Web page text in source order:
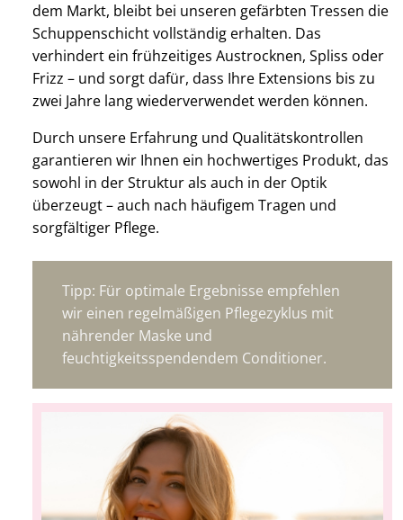
dem Markt, bleibt bei unseren gefärbten Tressen die
Schuppenschicht vollständig erhalten. Das
verhindert ein frühzeitiges Austrocknen, Spliss oder
Frizz – und sorgt dafür, dass Ihre Extensions bis zu
zwei Jahre lang wiederverwendet werden können.
Durch unsere Erfahrung und Qualitätskontrollen
garantieren wir Ihnen ein hochwertiges Produkt, das
sowohl in der Struktur als auch in der Optik
überzeugt – auch nach häufigem Tragen und
sorgfältiger Pflege.
Tipp: Für optimale Ergebnisse empfehlen
wir einen regelmäßigen Pflegezyklus mit
nährender Maske und
feuchtigkeitsspendendem Conditioner.